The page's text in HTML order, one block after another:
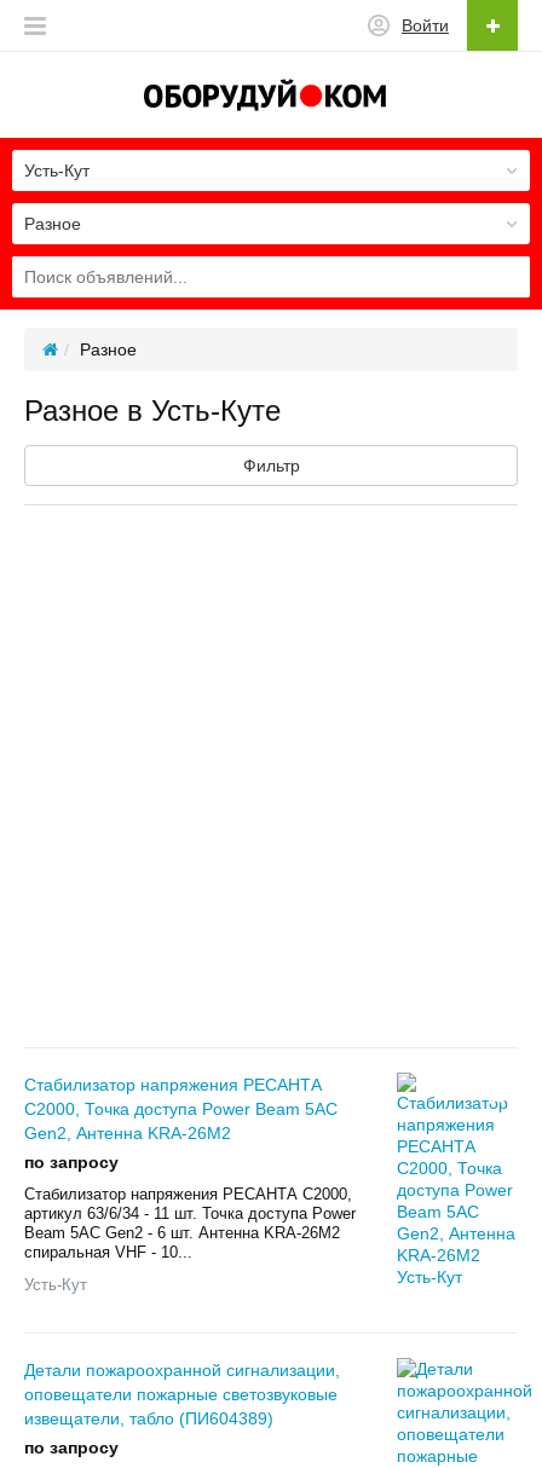
Войти
Разное
Усть-Кут
Разное
Разное в Усть-Куте
Фильтр
Стабилизатор напряжения РЕСАНТА
С2000, Точка доступа Power Beam 5AC
Gen2, Антенна KRA-26M2
по запросу
Стабилизатор напряжения РЕСАНТА С2000,
артикул 63/6/34 - 11 шт. Точка доступа Power
Beam 5AC Gen2 - 6 шт. Антенна KRA-26M2
спиральная VHF - 10...
Усть-Кут
Детали пожароохранной сигнализации,
оповещатели пожарные светозвуковые
извещатели, табло (ПИ604389)
по запросу